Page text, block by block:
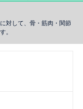
対して、骨・筋肉・関節
。